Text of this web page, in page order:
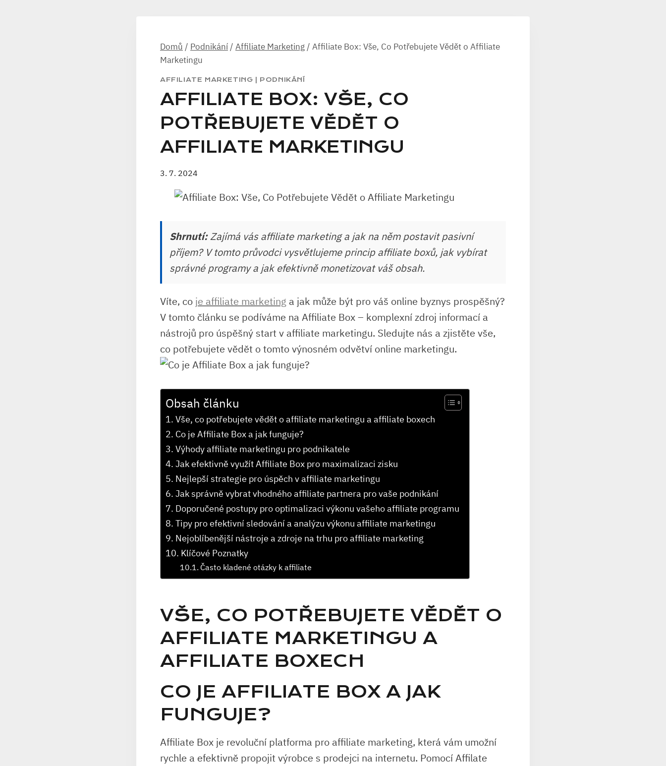
Domů / Podnikání / Affiliate Marketing / Affiliate Box: Vše, Co Potřebujete Vědět o Affiliate
Marketingu
AFFILIATE MARKETING PODNIKÁNÍ
AFFILIATE BOX: VŠE, CO
POTŘEBUJETE VĚDĚT O
AFFILIATE MARKETINGU
3. 7. 2024
Shrnutí:Zajímá vás affiliate marketing a jak na něm postavit pasivní
příjem? V tomto průvodci vysvětlujeme princip affiliate boxů, jak vybírat
správné programy a jak efektivně monetizovat váš obsah.
Víte, co je affiliate marketing a jak​ může ‍být pro váš online⁣ byznys prospěšný?⁤
V ⁣tomto článku ⁣se ⁢podíváme na ⁣Affiliate Box – komplexní zdroj‌ informací a
nástrojů pro úspěšný start v ‌affiliate⁤ marketingu. Sledujte⁣ nás a zjistěte ⁤vše, ​
co potřebujete vědět o ‌tomto výnosném ‌odvětví online‍ marketingu.
Obsah článku
Vše, co potřebujete vědět o affiliate marketingu a affiliate boxech
Co ⁣je Affiliate ⁢Box⁢ a jak funguje?
Výhody⁤ affiliate⁣ marketingu pro podnikatele
Jak efektivně využít Affiliate Box⁣ pro maximalizaci zisku
Nejlepší strategie pro úspěch v affiliate marketingu
Jak správně vybrat vhodného affiliate partnera pro vaše podnikání
Doporučené ‍postupy​ pro‍ optimalizaci výkonu vašeho ⁣affiliate‍ programu
Tipy pro⁢ efektivní sledování ⁢a analýzu ‍výkonu​ affiliate marketingu
Nejoblíbenější nástroje a​ zdroje na trhu ‌pro​ affiliate ⁢marketing
Klíčové Poznatky
Často kladené otázky k affiliate
VŠE, CO POTŘEBUJETE VĚDĚT O
AFFILIATE MARKETINGU A
AFFILIATE BOXECH
CO ⁣JE AFFILIATE ⁢BOX⁢ A JAK
FUNGUJE?
Affiliate Box‌ je revoluční platforma ⁢pro affiliate marketing, která ​vám ‍umožní
rychle ⁤a efektivně propojit výrobce s prodejci na internetu. Pomocí Affilate